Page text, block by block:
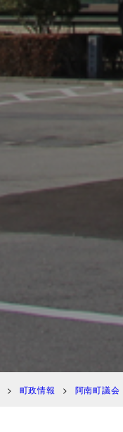
町政情報 阿南町議会